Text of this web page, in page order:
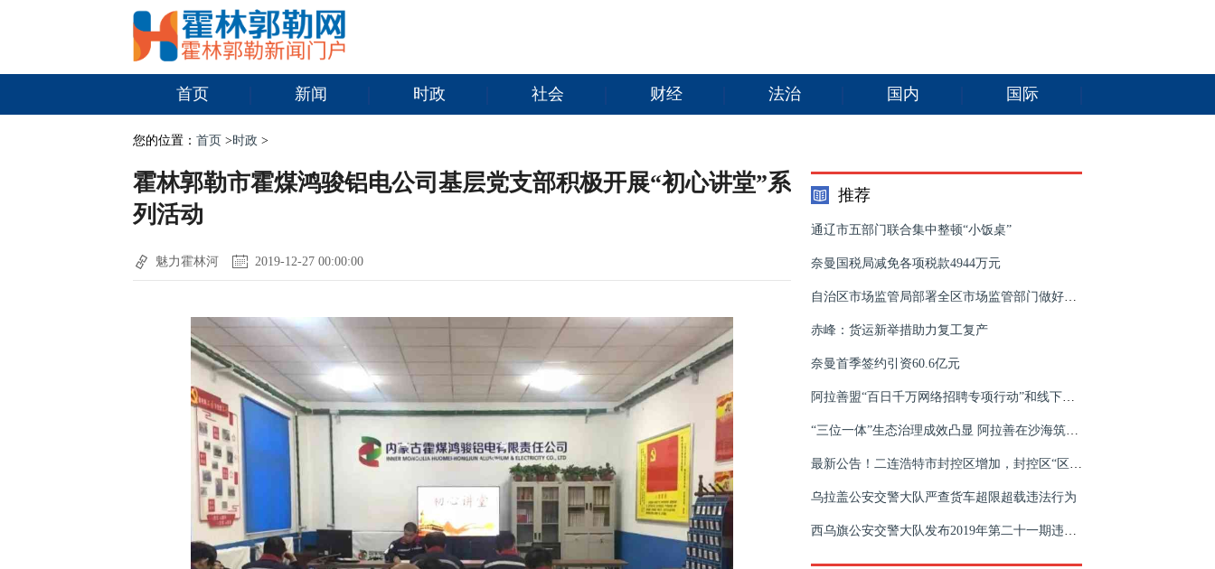
首页 新闻 时政 社会 财经 法治 国内 国际
您的位置： 首页 >时政 >
霍林郭勒市霍煤鸿骏铝电公司基层党支部积极开展“初心讲堂”系
列活动
魅力霍林河 2019-12-27 00:00:00
推荐
通辽市五部门联合集中整顿“小饭桌”
奈曼国税局减免各项税款4944万元
自治区市场监管局部署全区市场监管部门做好扶贫产品“五进”活动工作
赤峰：货运新举措助力复工复产
奈曼首季签约引资60.6亿元
阿拉善盟“百日千万网络招聘专项行动”和线下小型招聘会火热进行中
“三位一体”生态治理成效凸显 阿拉善在沙海筑起“绿色长廊”
最新公告！二连浩特市封控区增加，封控区“区域封闭、足不出户、服务上门”
乌拉盖公安交警大队严查货车超限超载违法行为
西乌旗公安交警大队发布2019年第二十一期违章查询